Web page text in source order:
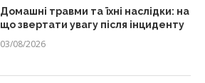
Домашні травми та їхні наслідки: на
що звертати увагу після інциденту
03/08/2026